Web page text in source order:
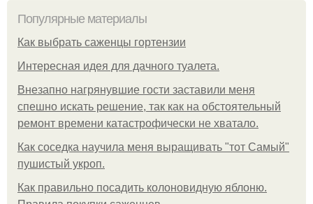
Популярные материалы
Как выбрать саженцы гортензии
Интересная идея для дачного туалета.
Внезапно нагрянувшие гости заставили меня
спешно искать решение, так как на обстоятельный
ремонт времени катастрофически не хватало.
Как соседка научила меня выращивать "тот Самый"
пушистый укроп.
Как правильно посадить колоновидную яблоню.